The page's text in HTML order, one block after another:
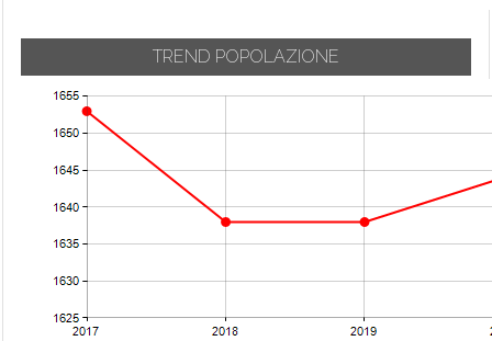
TREND POPOLAZIONE